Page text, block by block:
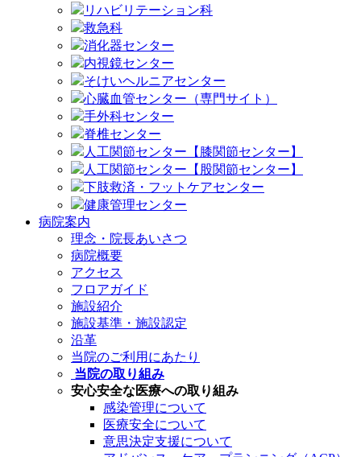
リハビリテーション科
救急科
消化器センター
内視鏡センター
そけいヘルニアセンター
心臓血管センター（専門サイト）
手外科センター
脊椎センター
人工関節センター【膝関節センター】
人工関節センター【股関節センター】
下肢救済・フットケアセンター
健康管理センター
病院案内
理念・院長あいさつ
病院概要
アクセス
フロアガイド
施設紹介
施設基準・施設認定
沿革
当院のご利用にあたり
当院の取り組み
安心安全な医療への取り組み
感染管理について
医療安全について
意思決定支援について